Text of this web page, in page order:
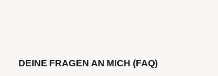
DEINE FRAGEN AN MICH (FAQ)